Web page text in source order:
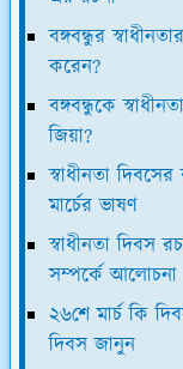
বঙ্গবন্ধুর
করেন?
বঙ্গবন্ধুকে
জিয়া?
স্বাধীনতা
মার্চের ভাষণ
স্বাধীনতা দিবস
সম্পর্কে আলোচনা
২৬শে মার্চ কি
দিবস জানুন